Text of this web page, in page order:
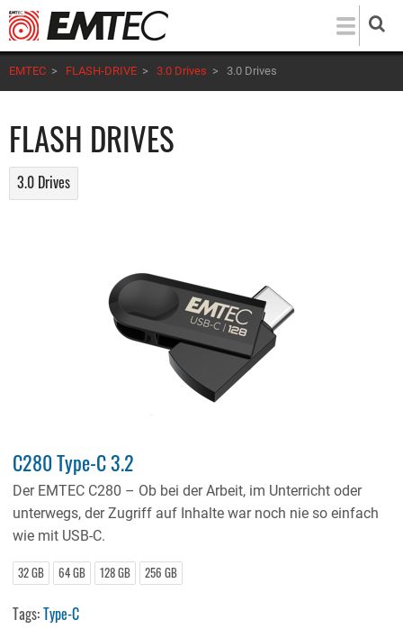
Direkt
zum
Inhalt
EMTEC > FLASH-DRIVE > 3.0 Drives > 3.0 Drives
FLASH DRIVES
3.0 Drives
C280 Type-C 3.2
Der EMTEC C280 – Ob bei der Arbeit, im Unterricht oder
unterwegs, der Zugriff auf Inhalte war noch nie so einfach
wie mit USB-C.
32 GB 64 GB 128 GB 256 GB
Tags:Type-C